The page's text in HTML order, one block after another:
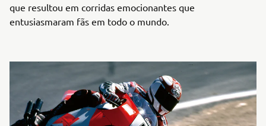
que resultou em corridas emocionantes que
entusiasmaram fãs em todo o mundo.